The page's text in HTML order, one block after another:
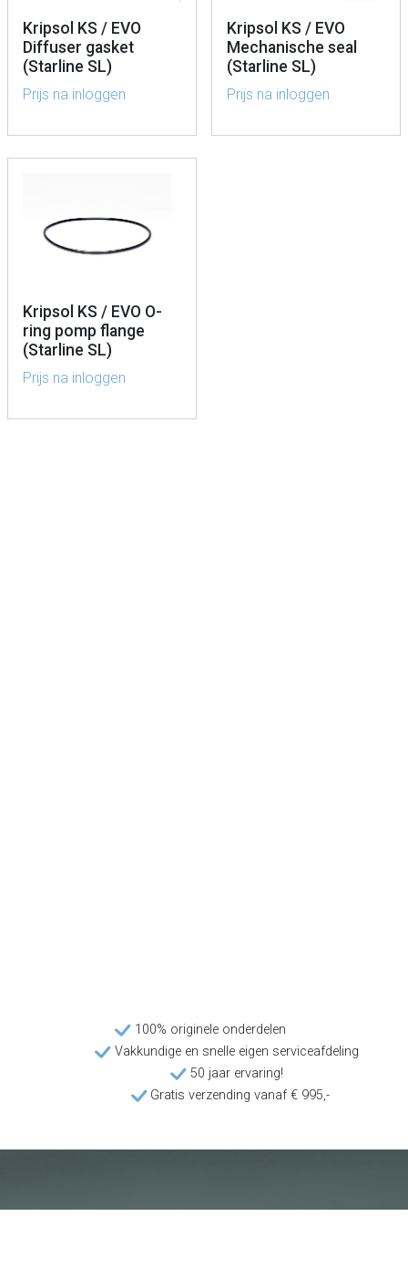
Kripsol KS / EVO
Diffuser gasket
(Starline SL)
Prijs na inloggen
Kripsol KS / EVO
Mechanische seal
(Starline SL)
Prijs na inloggen
Kripsol KS / EVO O-
ring pomp flange
(Starline SL)
Prijs na inloggen
100% originele onderdelen
Vakkundige en snelle eigen serviceafdeling
50 jaar ervaring!
Gratis verzending vanaf € 995,-